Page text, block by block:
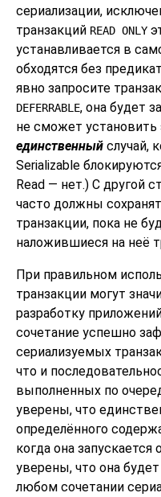
сериализации,
транзакций READ ONLY
устанавливается в
обходятся без
явно запросите
DEFERRABLE, она будет
не сможет установить
единственный случай,
Serializable
Read — нет.) С другой
часто должны
транзакции, пока не
наложившиеся на неё
При правильном
транзакции могут
разработку
сочетание успешно
сериализуемых
что и
выполненных по
уверены, что
определённого
когда она
уверены, что она
любом сочетании